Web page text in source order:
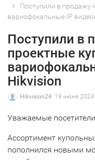
Поступили в продажу
вариофокальные IP
Поступили в
проектные
Hikvision
Hikvision24 19 июня 2024
Уважаемые
Ассортимент
пополнился новыми